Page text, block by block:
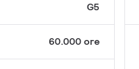
G5
60.000 ore